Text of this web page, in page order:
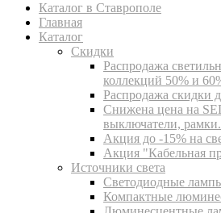
Каталог в Ставрополе
Главная
Каталог
Скидки
Распродажа
коллекций 50% и
Распродажа скидки
Cнижена цена на
выключатели,
Акция до -15% на
Акция "Кабельная
Источники света
Светодиодные
Компактные